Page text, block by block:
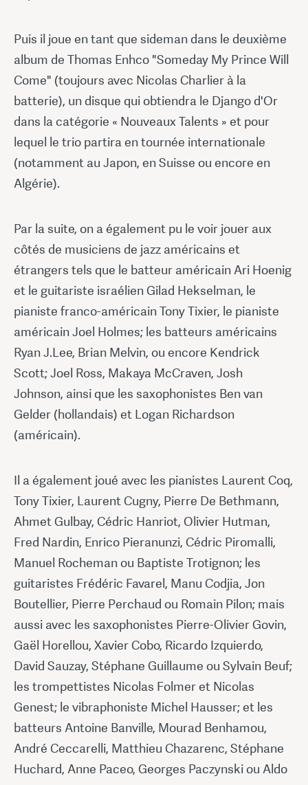
Puis il joue en tant que sideman dans le deuxième
album de Thomas Enhco "Someday My Prince Will
Come" (toujours avec Nicolas Charlier à la
batterie), un disque qui obtiendra le Django d'Or
dans la catégorie « Nouveaux Talents » et pour
lequel le trio partira en tournée internationale
(notamment au Japon, en Suisse ou encore en
Algérie).
Par la suite, on a également pu le voir jouer aux
côtés de musiciens de jazz américains et
étrangers tels que le batteur américain Ari Hoenig
et le guitariste israélien Gilad Hekselman, le
pianiste franco-américain Tony Tixier, le pianiste
américain Joel Holmes; les batteurs américains
Ryan J.Lee, Brian Melvin, ou encore Kendrick
Scott; Joel Ross, Makaya McCraven, Josh
Johnson, ainsi que les saxophonistes Ben van
Gelder (hollandais) et Logan Richardson
(américain).
Il a également joué avec les pianistes Laurent Coq,
Tony Tixier, Laurent Cugny, Pierre De Bethmann,
Ahmet Gulbay, Cédric Hanriot, Olivier Hutman,
Fred Nardin, Enrico Pieranunzi, Cédric Piromalli,
Manuel Rocheman ou Baptiste Trotignon; les
guitaristes Frédéric Favarel, Manu Codjia, Jon
Boutellier, Pierre Perchaud ou Romain Pilon; mais
aussi avec les saxophonistes Pierre-Olivier Govin,
Gaël Horellou, Xavier Cobo, Ricardo Izquierdo,
David Sauzay, Stéphane Guillaume ou Sylvain Beuf;
les trompettistes Nicolas Folmer et Nicolas
Genest; le vibraphoniste Michel Hausser; et les
batteurs Antoine Banville, Mourad Benhamou,
André Ceccarelli, Matthieu Chazarenc, Stéphane
Huchard, Anne Paceo, Georges Paczynski ou Aldo